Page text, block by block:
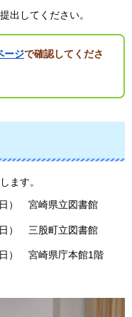
出してください。
ージで確認してくださ
ます。
） 宮崎県立図書館
） 三股町立図書館
） 宮崎県庁本館1階